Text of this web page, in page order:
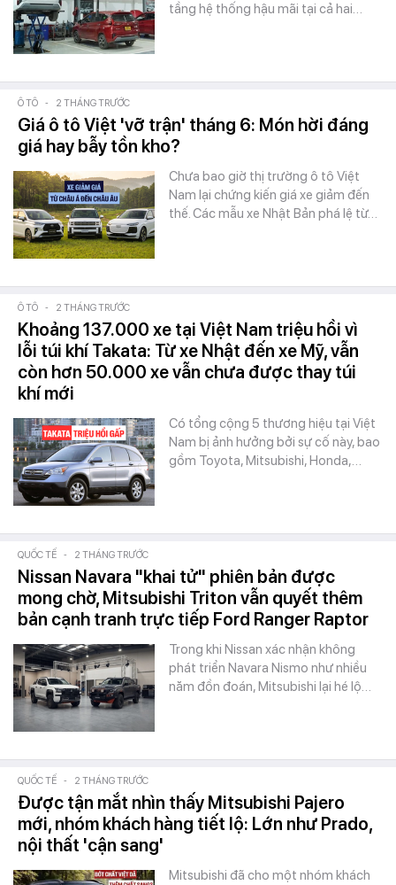
tầng hệ thống hậu mãi tại cả hai…
Ô TÔ - 2 THÁNG TRƯỚC
Giá ô tô Việt 'vỡ trận' tháng 6: Món hời đáng
giá hay bẫy tồn kho?
Chưa bao giờ thị trường ô tô Việt
Nam lại chứng kiến giá xe giảm đến
thế. Các mẫu xe Nhật Bản phá lệ từ…
Ô TÔ - 2 THÁNG TRƯỚC
Khoảng 137.000 xe tại Việt Nam triệu hồi vì
lỗi túi khí Takata: Từ xe Nhật đến xe Mỹ, vẫn
còn hơn 50.000 xe vẫn chưa được thay túi
khí mới
Có tổng cộng 5 thương hiệu tại Việt
Nam bị ảnh hưởng bởi sự cố này, bao
gồm Toyota, Mitsubishi, Honda,…
QUỐC TẾ - 2 THÁNG TRƯỚC
Nissan Navara "khai tử" phiên bản được
mong chờ, Mitsubishi Triton vẫn quyết thêm
bản cạnh tranh trực tiếp Ford Ranger Raptor
Trong khi Nissan xác nhận không
phát triển Navara Nismo như nhiều
năm đồn đoán, Mitsubishi lại hé lộ…
QUỐC TẾ - 2 THÁNG TRƯỚC
Được tận mắt nhìn thấy Mitsubishi Pajero
mới, nhóm khách hàng tiết lộ: Lớn như Prado,
nội thất 'cận sang'
Mitsubishi đã cho một nhóm khách